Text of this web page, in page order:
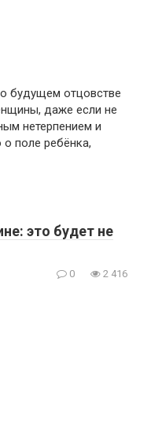
будущем отцовстве
даже если не
нетерпением и
поле ребёнка,
это будет не
0 2 416